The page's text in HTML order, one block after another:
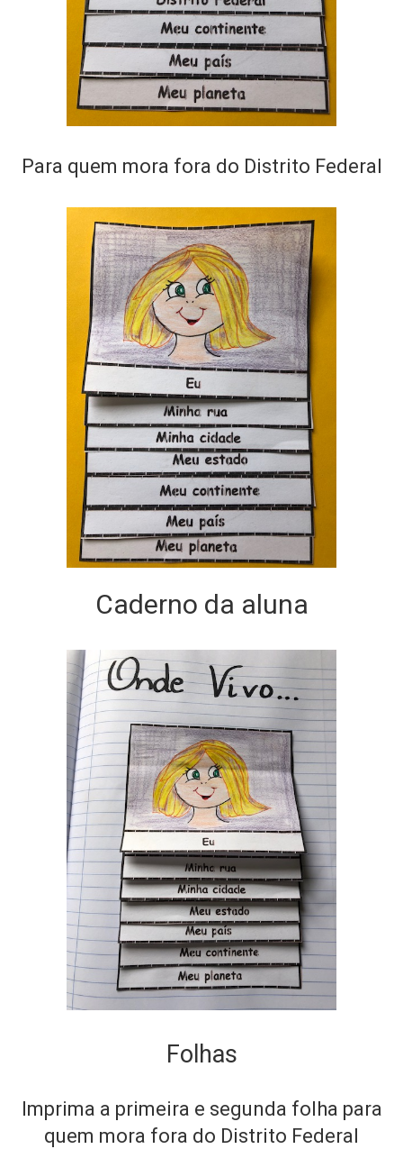
Para quem mora fora do Distrito Federal
Caderno da aluna
Folhas
Imprima a primeira e segunda folha para
quem mora fora do Distrito Federal